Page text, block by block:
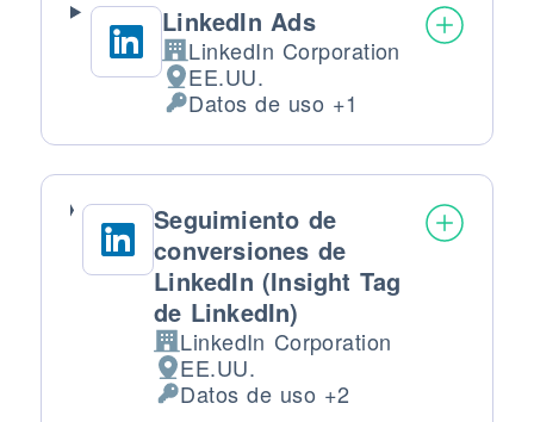
LinkedIn Ads
Empresa:
LinkedIn Corporation
Lugar de tratamiento:
EE.UU.
Datos Personales tratados:
Datos de uso +1
Seguimiento de
conversiones de
LinkedIn (Insight Tag
de LinkedIn)
Empresa:
LinkedIn Corporation
Lugar de tratamiento:
EE.UU.
Datos Personales tratados:
Datos de uso +2